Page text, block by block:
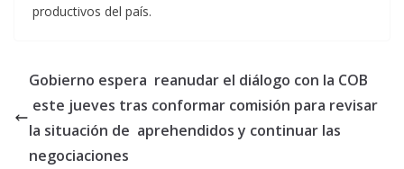
productivos del país.
Gobierno espera reanudar el diálogo con la COB
este jueves tras conformar comisión para revisar
la situación de aprehendidos y continuar las
negociaciones